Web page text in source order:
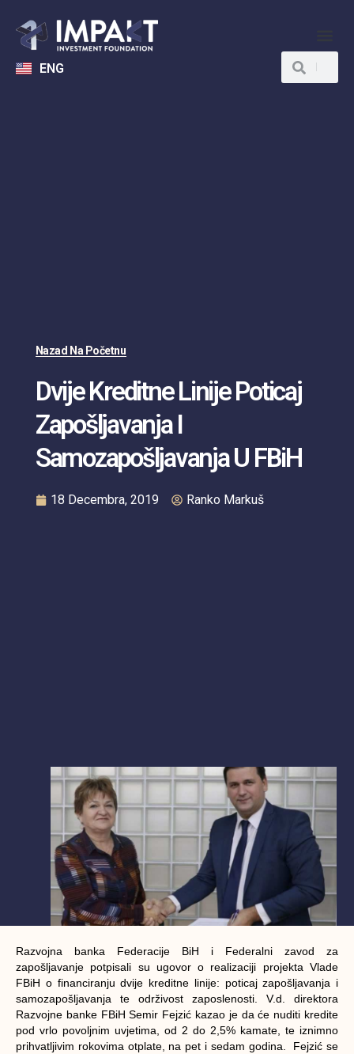
ENG
Nazad Na Početnu
Dvije Kreditne Linije Poticaj
Zapošljavanja I
Samozapošljavanja U FBiH
18 Decembra, 2019 Ranko Markuš
Razvojna banka Federacije BiH i Federalni zavod za
zapošljavanje potpisali su ugovor o realizaciji projekta Vlade
FBiH o financiranju dvije kreditne linije: poticaj zapošljavanja i
samozapošljavanja te održivost zaposlenosti. V.d. direktora
Razvojne banke FBiH Semir Fejzić kazao je da će nuditi kredite
pod vrlo povoljnim uvjetima, od 2 do 2,5% kamate, te iznimno
prihvatljivim rokovima otplate, na pet i sedam godina. Fejzić se